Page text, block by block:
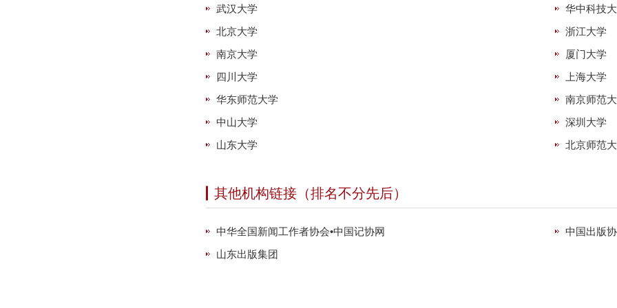
武汉大学
华中科技
北京大学
浙江大学
南京大学
厦门大学
四川大学
上海大学
华东师范大学
南京师范
中山大学
深圳大学
山东大学
北京师范
其他机构链接（排名不分先后）
中华全国新闻工作者协会•中国记协网
中国出版
山东出版集团